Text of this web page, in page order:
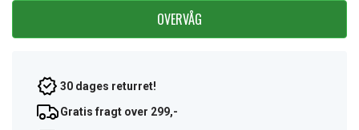
OVERVÅG
30 dages returret!
Gratis fragt over 299,-